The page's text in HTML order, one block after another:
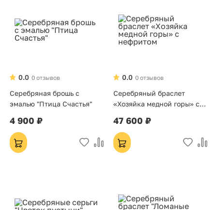
0 отзывов
0.0
Серебряная брошь с
эмалью "Птица Счастья"
4 900 ₽
0 отзывов
0.0
Серебряный браслет
«Хозяйка медной горы» с
47 600 ₽